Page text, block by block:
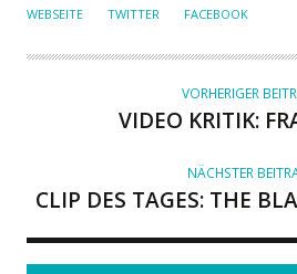
U
O
WEBSEITE TWITTER FACEBOOK
VORHERIGER
VIDEO KRITIK:
NÄCHSTER
CLIP DES TAGES: THE